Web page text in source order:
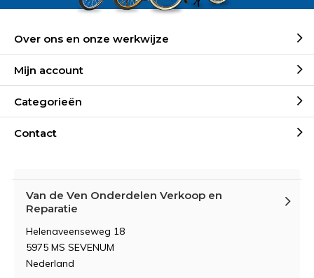
Over ons en onze werkwijze
Mijn account
Categorieën
Contact
Van de Ven Onderdelen Verkoop en
Reparatie
Helenaveenseweg 18
5975 MS SEVENUM
Nederland